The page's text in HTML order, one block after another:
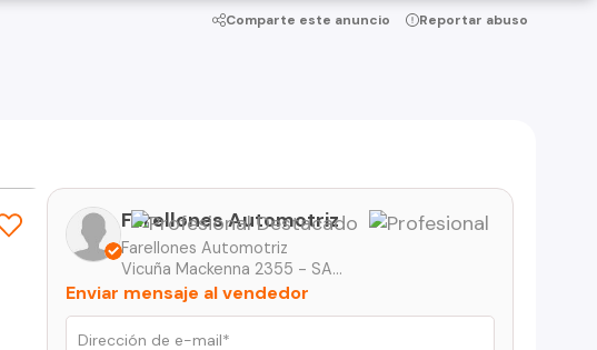
Comparte este anuncio Reportar abuso
Farellones Automotriz
Farellones Automotriz
Vicuña Mackenna 2355 - SANTIAGO
Enviar mensaje al vendedor